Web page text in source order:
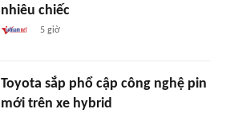
nhiêu chiếc
5 giờ
Toyota sắp phổ cập công nghệ pin
mới trên xe hybrid